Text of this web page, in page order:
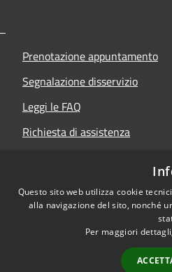
Prenotazione appuntamento
Segnalazione disservizio
Leggi le FAQ
Richiesta di assistenza
Questo sito web utilizza cookie
alla navigazione del sito, nonché
Per maggiori